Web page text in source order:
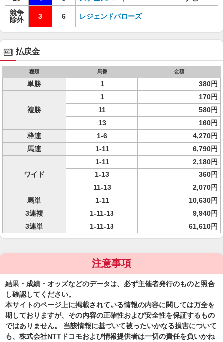
競争
除外
3 6 レジェンドバローズ
払戻金
種類 馬番 金額
単勝 1 380円
複勝
1
170円
11
580円
13
160円
枠連
1-6
4,270円
馬連
1-11 6,790円
ワイド
1-11
2,180円
1-13
360円
11-13
2,070円
馬単
1-11
10,630円
3連複
1-11-13
9,940円
3連単
1-11-13 61,610円
注意事項
結果・成績・オッズなどのデータは、必ず主催者発行のものと照合
し確認してください。
本サイトのページ上に掲載されている情報の内容に関しては万全を
期しておりますが、その内容の正確性および安全性を保証するもの
ではありません。 当該情報に基づいて被ったいかなる損害について
も、株式会社NTTドコモおよび情報提供者は一切の責任を負いかね